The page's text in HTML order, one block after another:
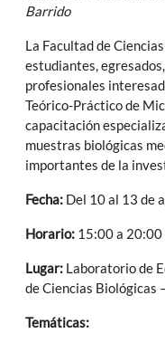
Barrido
La Facultad de
estudiantes,
profesionales
Teórico-Práctico de
capacitación
muestras biológicas
importantes de la
Fecha: Del 10 al 13 de
Horario: 15:00 a 20:00
Lugar: Laboratorio de
de Ciencias Biológicas
Temáticas: